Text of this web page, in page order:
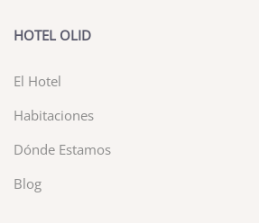
HOTEL OLID
El Hotel
Habitaciones
Dónde Estamos
Blog